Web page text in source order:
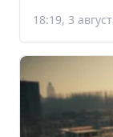
18:19, 3